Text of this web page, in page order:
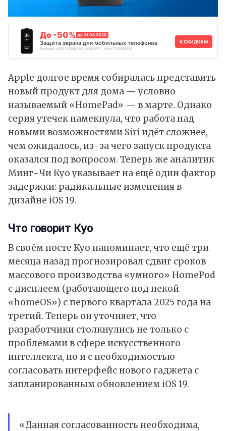
До -50% до 31.08.2026
Защита экрана для мобильных телефонов
Реклама. ООО "АЛИБАБА.КОМ (РУ)", ИНН 7703380158
К СКИДКАМ
Apple долгое время собиралась представить
новый продукт для дома — условно
называемый «HomePad» — в марте. Однако
серия утечек намекнула, что работа над
новыми возможностями Siriидёт сложнее,
чем ожидалось, из-за чего запуск продукта
оказался под вопросом. Теперь же аналитик
Минг-Чи Куо указывает на ещё один фактор
задержки: радикальные изменения в
дизайне iOS 19.
Что говорит Куо
В своёмпосте Куо напоминает, что ещё три
месяца назад прогнозировал сдвиг сроков
массового производства «умного» HomePod
с дисплеем (работающего под некой
«homeOS») с первого квартала 2025 года на
третий. Теперь он уточняет, что
разработчики столкнулись не только с
проблемами в сфере искусственного
интеллекта, но и с необходимостью
согласовать интерфейс нового гаджета с
запланированным обновлением iOS 19.
«Данная согласованность необходима,